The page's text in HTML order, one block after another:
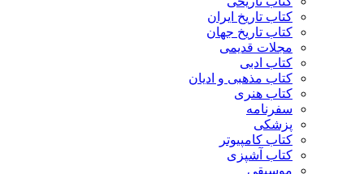
کتاب تاریخ ایران
کتاب تاریخ جهان
مجلات قدیمی
کتاب ادبی
کتاب مذهبی و ادیان
کتاب هنری
سفرنامه
پزشکی
کتاب کامپیوتر
کتاب آشپزی
موسیقی